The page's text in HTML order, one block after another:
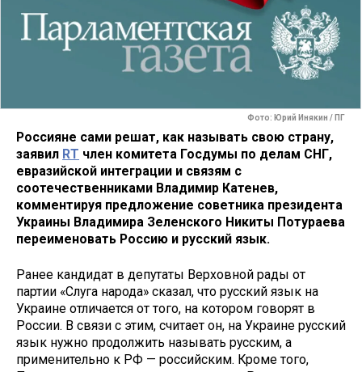
Фото: Юрий Инякин / ПГ
Россияне сами решат, как называть свою страну,
заявил RT член комитета Госдумы по делам СНГ,
евразийской интеграции и связям с
соотечественниками Владимир Катенев,
комментируя предложение советника президента
Украины Владимира Зеленского Никиты Потураева
переименовать Россию и русский язык.
Ранее кандидат в депутаты Верховной рады от
партии «Слуга народа» сказал, что русский язык на
Украине отличается от того, на котором говорят в
России. В связи с этим, считает он, на Украине русский
язык нужно продолжить называть русским, а
применительно к РФ — российским. Кроме того,